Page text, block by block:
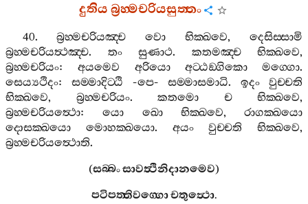
දුතියබ්‍රහ‍්මචරියසුත‍්තං
40.බ්‍රහ‍්මචරියඤ‍්ච වො භික‍්ඛවෙ, දෙසිස‍්සාමි
බ්‍රහ‍්මචරියත්‍ථඤ‍්ච. තං සුණාථ. කතමඤ‍්ච භික‍්ඛවෙ,
බ්‍රහ‍්මචරියං:අයමෙව අරියො අට‍්ඨඞ‍්ගිකො මග‍්ගො.
සෙය්‍යථිදං:සම‍්මාදිට‍්ඨි -පෙ-සම‍්මාසමාධි. ඉදං
වුච‍්චති
භික‍්ඛවෙ, බ්‍රහ‍්මචරියං. කතමො ච භික‍්ඛවෙ,
බ්‍රහ‍්මචරියත්‍ථො:යො ඛො භික‍්ඛවෙ, රාගක‍්ඛයො
දොසක‍්ඛයො
මොහක‍්ඛයො. අයං වුච‍්චති භික‍්ඛවෙ,
බ්‍රහ‍්මචරියත්‍ථොති.
(සබ‍්බංසාවත්‍ථිනිදානමෙව)
පටිපත‍්තිවග‍්ගොචතුත්‍ථො.